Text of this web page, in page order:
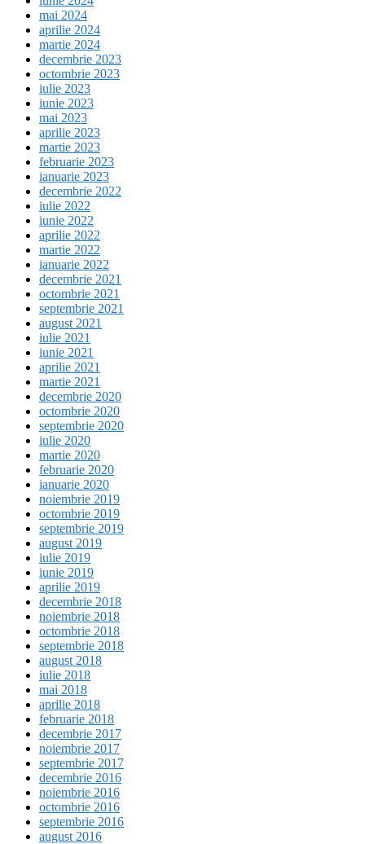
mai 2024
aprilie 2024
martie 2024
decembrie 2023
octombrie 2023
iulie 2023
iunie 2023
mai 2023
aprilie 2023
martie 2023
februarie 2023
ianuarie 2023
decembrie 2022
iulie 2022
iunie 2022
aprilie 2022
martie 2022
ianuarie 2022
decembrie 2021
octombrie 2021
septembrie 2021
august 2021
iulie 2021
iunie 2021
aprilie 2021
martie 2021
decembrie 2020
octombrie 2020
septembrie 2020
iulie 2020
martie 2020
februarie 2020
ianuarie 2020
noiembrie 2019
octombrie 2019
septembrie 2019
august 2019
iulie 2019
iunie 2019
aprilie 2019
decembrie 2018
noiembrie 2018
octombrie 2018
septembrie 2018
august 2018
iulie 2018
mai 2018
aprilie 2018
februarie 2018
decembrie 2017
noiembrie 2017
septembrie 2017
decembrie 2016
noiembrie 2016
octombrie 2016
septembrie 2016
august 2016